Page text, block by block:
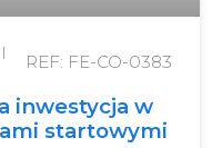
REF: FE-CO-0383
inwestycja w
startowymi